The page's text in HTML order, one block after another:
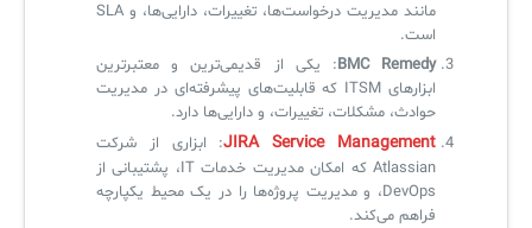
مانند مدیریت درخواست‌ها، تغییرات، دارایی‌ها، و SLA
است.
BMC Remedy: یکی از قدیمی‌ترین و معتبرترین
ابزارهای ITSM که قابلیت‌های پیشرفته‌ای در مدیریت
حوادث، مشکلات، تغییرات، و دارایی‌ها دارد.
JIRA Service Management: ابزاری از شرکت
Atlassian که امکان مدیریت خدمات IT، پشتیبانی از
DevOps، و مدیریت پروژه‌ها را در یک محیط یکپارچه
فراهم می‌کند.
Log360 ابزار SIEM
برنامه‌ساز هوشمند App Creator
سیستم هوشمند مدیریت فروش و فاکتور
سامانه مدیریت امنیت اطلاعات
آموزش فارسی ITIL4
چارچوب ITIL برای همه
فلافلی_فناوری
آرشیو دانلودهای مدانت